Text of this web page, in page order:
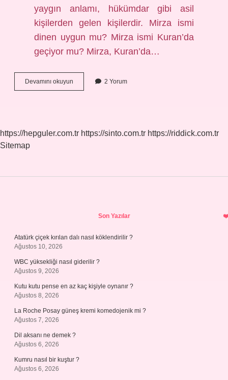
yaygın anlamı, hükümdar gibi asil
kişilerden gelen kişilerdir. Mirza ismi
dinen uygun mu? Mirza ismi Kuran’da
geçiyor mu? Mirza, Kuran’da…
Devamını okuyun
Ismi
2 Yorum
https://hepguler.com.tr https://sinto.com.tr https://riddick.com.tr
Sitemap
Son Yazılar
Atatürk çiçek kırılan dalı nasıl köklendirilir ?
Ağustos 10, 2026
WBC yüksekliği nasıl giderilir ?
Ağustos 9, 2026
Kutu kutu pense en az kaç kişiyle oynanır ?
Ağustos 8, 2026
La Roche Posay güneş kremi komedojenik mi ?
Ağustos 7, 2026
Dil aksanı ne demek ?
Ağustos 6, 2026
Kumru nasıl bir kuştur ?
Ağustos 6, 2026